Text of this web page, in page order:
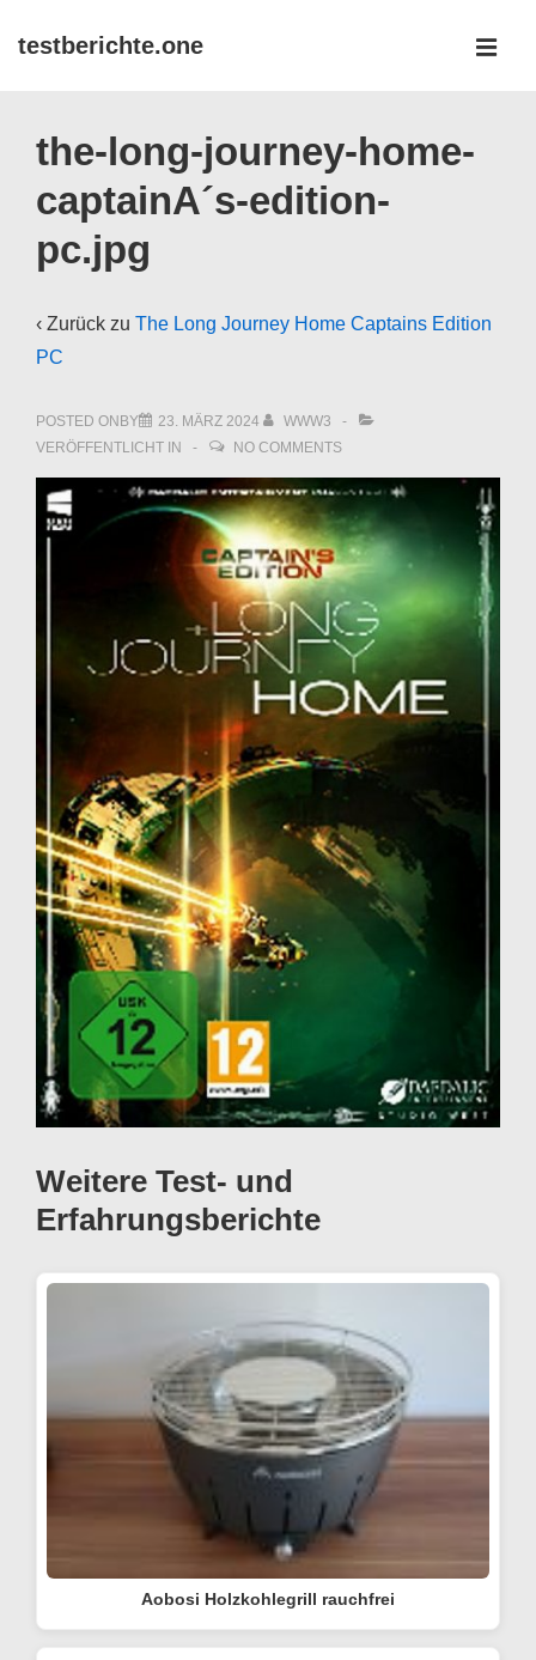
Zumtestberichte.one
Navigation
the-long-journey-home-
captainA´s-edition-
pc.jpg
‹ Zurück zu The Long Journey Home Captains Edition
PC
POSTED ONBY 23. MÄRZ 2024
WWW3
VERÖFFENTLICHT IN
NO COMMENTS
Weitere Test- und
Erfahrungsberichte
Aobosi Holzkohlegrill rauchfrei